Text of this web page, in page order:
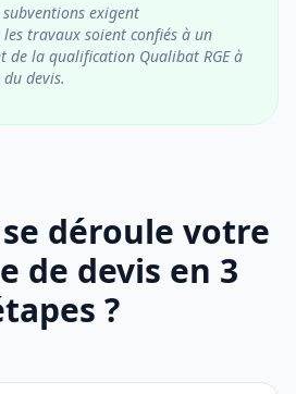
subventions exigent
travaux soient confiés à un
la qualification Qualibat RGE à
devis.
déroule votre
de devis en 3
?